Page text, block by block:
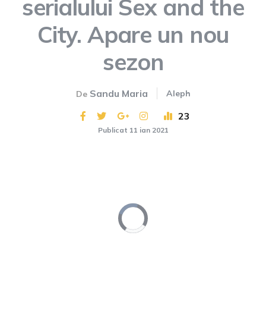
serialului Sex and the
City. Apare un nou
sezon
De Sandu Maria Aleph
23
Publicat 11 ian 2021
Video
Player
is
loading.